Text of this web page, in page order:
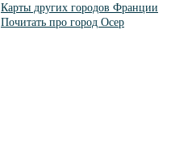
Карты других городов Франции
Почитать про город Осер